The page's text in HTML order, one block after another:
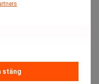
stäng
av kapitalet till AP7
fonder som inte
som de svenska
en kraftigt ökad klimat-